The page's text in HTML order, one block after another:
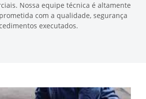
Nossa equipe técnica é altamente
com a qualidade, segurança
executados.